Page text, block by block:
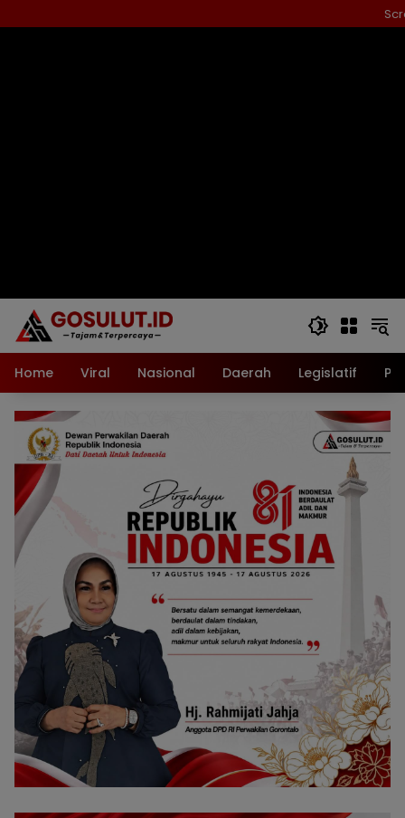
ke
Home Viral Nasional Daerah Legislatif